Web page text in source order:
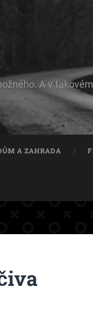
A v
A ZAHRADA